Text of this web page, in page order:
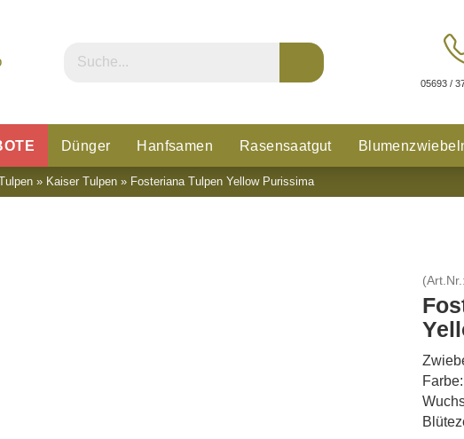
05693 /
Dünger Hanfsamen Rasensaatgut
Glücksklee
» Kaiser Tulpen » Fosteriana Tulpen Yellow Purissima